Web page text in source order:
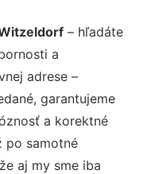
– hľadáte
a
adrese –
garantujeme
a korektné
po samotné
aj my sme iba